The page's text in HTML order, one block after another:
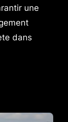
une
dans